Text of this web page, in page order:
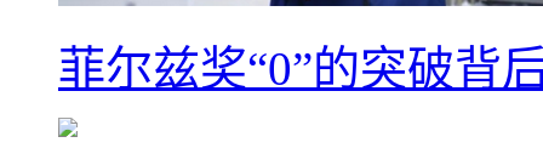
菲尔兹奖“0”的突破背